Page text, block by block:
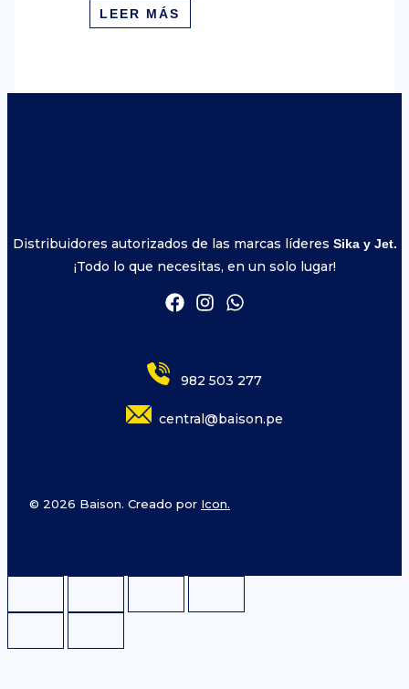
LEER MÁS
Distribuidores autorizados de las marcas líderes Sika y Jet.
¡Todo lo que necesitas, en un solo lugar!
982 503 277
central@baison.pe
© 2026 Baison. Creado por Icon.